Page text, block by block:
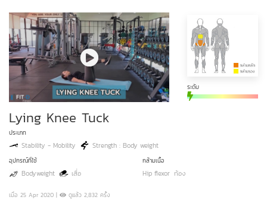
ระดับ
Lying Knee Tuck
ประเภท
Stability - Mobility Strength : Body weight
อุปกรณ์ที่ใช้
Bodyweight เสื่อ
กล้ามเนื้อ
Hip flexor ท้อง
เมื่อ 25 Apr 2020 | ดูแล้ว 2,832 ครั้ง